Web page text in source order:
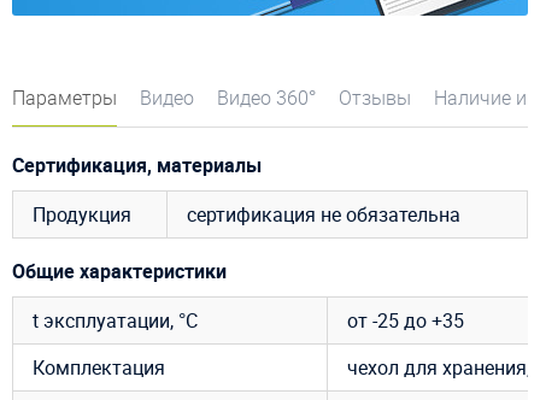
Параметры Видео Видео 360° Отзывы Наличие и
Сертификация, материалы
Продукция
сертификация не обязательна
Общие характеристики
t эксплуатации, °C
от -25 до +35
Комплектация
чехол для хранения,